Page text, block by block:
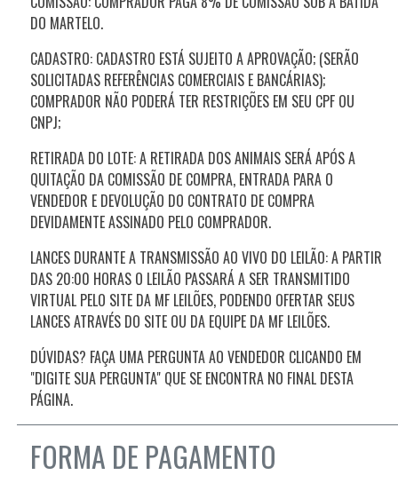
DO MARTELO.
CADASTRO: CADASTRO ESTÁ SUJEITO A APROVAÇÃO; (SERÃO
SOLICITADAS REFERÊNCIAS COMERCIAIS E BANCÁRIAS);
COMPRADOR NÃO PODERÁ TER RESTRIÇÕES EM SEU CPF OU
CNPJ;
RETIRADA DO LOTE: A RETIRADA DOS ANIMAIS SERÁ APÓS A
QUITAÇÃO DA COMISSÃO DE COMPRA, ENTRADA PARA O
VENDEDOR E DEVOLUÇÃO DO CONTRATO DE COMPRA
DEVIDAMENTE ASSINADO PELO COMPRADOR.
LANCES DURANTE A TRANSMISSÃO AO VIVO DO LEILÃO: A PARTIR
DAS 20:00 HORAS O LEILÃO PASSARÁ A SER TRANSMITIDO
VIRTUAL PELO SITE DA MF LEILÕES, PODENDO OFERTAR SEUS
LANCES ATRAVÉS DO SITE OU DA EQUIPE DA MF LEILÕES.
DÚVIDAS? FAÇA UMA PERGUNTA AO VENDEDOR CLICANDO EM
"DIGITE SUA PERGUNTA" QUE SE ENCONTRA NO FINAL DESTA
PÁGINA.
FORMA DE PAGAMENTO